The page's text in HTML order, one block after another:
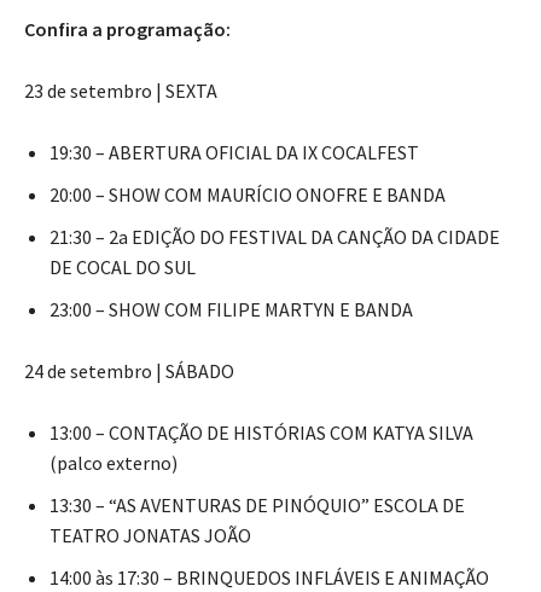
Confira a programação:
23 de setembro | SEXTA
19:30 – ABERTURA OFICIAL DA IX COCALFEST
20:00 – SHOW COM MAURÍCIO ONOFRE E BANDA
21:30 – 2a EDIÇÃO DO FESTIVAL DA CANÇÃO DA CIDADE
DE COCAL DO SUL
23:00 – SHOW COM FILIPE MARTYN E BANDA
24 de setembro | SÁBADO
13:00 – CONTAÇÃO DE HISTÓRIAS COM KATYA SILVA
(palco externo)
13:30 – “AS AVENTURAS DE PINÓQUIO” ESCOLA DE
TEATRO JONATAS JOÃO
14:00 às 17:30 – BRINQUEDOS INFLÁVEIS E ANIMAÇÃO